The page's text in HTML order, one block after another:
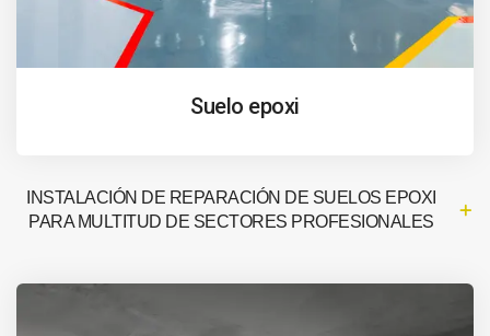
Suelo epoxi
INSTALACIÓN DE REPARACIÓN DE SUELOS EPOXI
PARA MULTITUD DE SECTORES PROFESIONALES